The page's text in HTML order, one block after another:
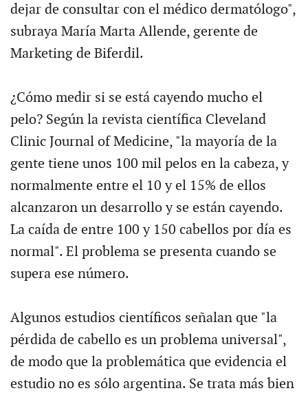
dejar de consultar con el médico dermatólogo",
subraya María Marta Allende, gerente de
Marketing de Biferdil.
¿Cómo medir si se está cayendo mucho el
pelo? Según la revista científica Cleveland
Clinic Journal of Medicine, "la mayoría de la
gente tiene unos 100 mil pelos en la cabeza, y
normalmente entre el 10 y el 15% de ellos
alcanzaron un desarrollo y se están cayendo.
La caída de entre 100 y 150 cabellos por día es
normal". El problema se presenta cuando se
supera ese número.
Algunos estudios científicos señalan que "la
pérdida de cabello es un problema universal",
de modo que la problemática que evidencia el
estudio no es sólo argentina. Se trata más bien